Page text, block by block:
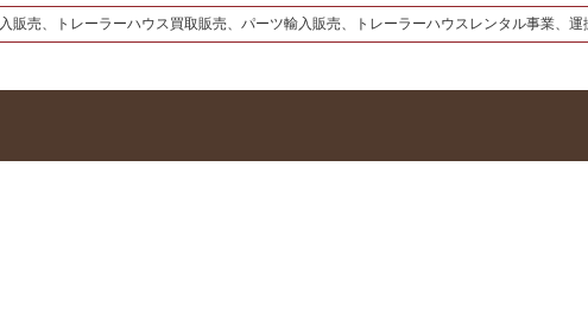
販売、トレーラーハウス買取販売、パーツ輸入販売、トレーラーハウスレンタル事業、